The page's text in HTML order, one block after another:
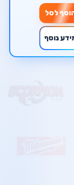
לסל
נוסף